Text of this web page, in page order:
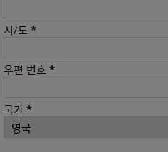
시/도 *
우편 번호 *
국가 *